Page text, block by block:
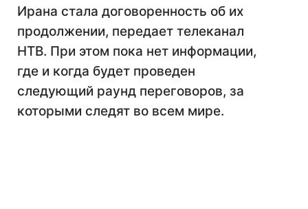
Ирана стала договоренность об их
продолжении, передает телеканал
НТВ. При этом пока нет информации,
где и когда будет проведен
следующий раунд переговоров, за
которыми следят во всем мире.